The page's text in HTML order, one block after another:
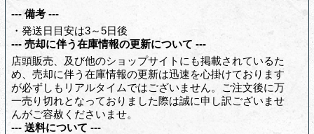
--- 備考 ---
・発送日目安は3～5日後
--- 売却に伴う在庫情報の更新について ---
店頭販売、及び他のショップサイトにも掲載されているた
め、売却に伴う在庫情報の更新は迅速を心掛けております
が必ずしもリアルタイムではございません。ご注文後に万
一売り切れとなっておりました際は誠に申し訳ございませ
んがご容赦くださいませ。
--- 送料について ---